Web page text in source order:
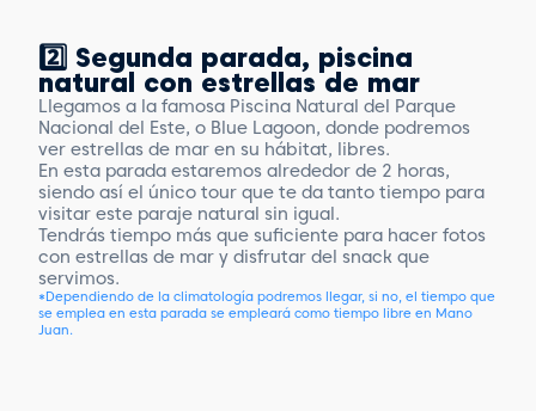
2️⃣ Segunda parada, piscina
natural con estrellas de mar
Llegamos a la famosa Piscina Natural del Parque
Nacional del Este, o Blue Lagoon, donde podremos
ver estrellas de mar en su hábitat, libres.
En esta parada estaremos alrededor de 2 horas,
siendo así el único tour que te da tanto tiempo para
visitar este paraje natural sin igual.
Tendrás tiempo más que suficiente para hacer fotos
con estrellas de mar y disfrutar del snack que
servimos.
*Dependiendo de la climatología podremos llegar, si no, el tiempo que
se emplea en esta parada se empleará como tiempo libre en Mano
Juan.